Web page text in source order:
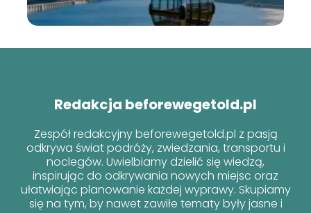
Redakcja beforewegetold.pl
Zespół redakcyjny beforewegetold.pl z pasją
odkrywa świat podróży, zwiedzania, transportu i
noclegów. Uwielbiamy dzielić się wiedzą,
inspirując do odkrywania nowych miejsc oraz
ułatwiając planowanie każdej wyprawy. Skupiamy
się na tym, by nawet zawiłe tematy były jasne i